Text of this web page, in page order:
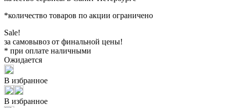
*количество товаров по акции ограничено
Sale!
за самовывоз от финальной цены!
* при оплате наличными
Ожидается
В избранное
В избранное